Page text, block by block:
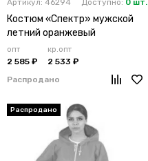
Артикул: 46294 Доступно: 0 шт.
Костюм «Спектр» мужской
летний оранжевый
опт
2 585 ₽
кр.опт
2 533 ₽
Распродано